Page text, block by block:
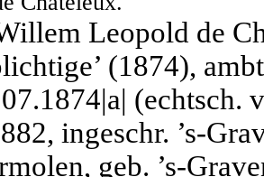
Leopold de
(1874),
(echtsch.
ingeschr. ’s-
geb. ’s-